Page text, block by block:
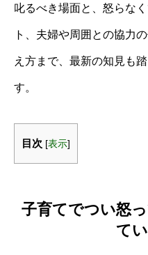
叱るべき場面と、怒らな
ト、夫婦や周囲との協力
え方まで、最新の知見も
す。
目次 [表示]
子育てでつい怒
て